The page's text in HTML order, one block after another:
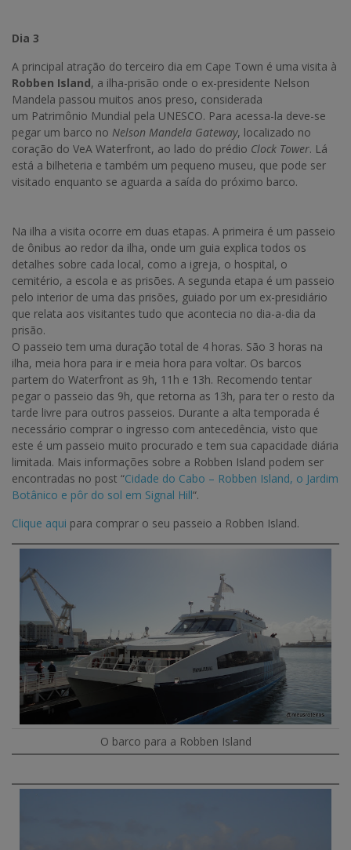
Dia 3
A principal atração do terceiro dia em Cape Town é uma visita à
Robben Island, a ilha-prisão onde o ex-presidente Nelson
Mandela passou muitos anos preso, considerada
um Patrimônio Mundial pela UNESCO. Para acessa-la deve-se
pegar um barco no Nelson Mandela Gateway, localizado no
coração do VeA Waterfront, ao lado do prédio Clock Tower. Lá
está a bilheteria e também um pequeno museu, que pode ser
visitado enquanto se aguarda a saída do próximo barco.
Na ilha a visita ocorre em duas etapas. A primeira é um passeio
de ônibus ao redor da ilha, onde um guia explica todos os
detalhes sobre cada local, como a igreja, o hospital, o
cemitério, a escola e as prisões. A segunda etapa é um passeio
pelo interior de uma das prisões, guiado por um ex-presidiário
que relata aos visitantes tudo que acontecia no dia-a-dia da
prisão.
O passeio tem uma duração total de 4 horas. São 3 horas na
ilha, meia hora para ir e meia hora para voltar. Os barcos
partem do Waterfront as 9h, 11h e 13h. Recomendo tentar
pegar o passeio das 9h, que retorna as 13h, para ter o resto da
tarde livre para outros passeios. Durante a alta temporada é
necessário comprar o ingresso com antecedência, visto que
este é um passeio muito procurado e tem sua capacidade diária
limitada. Mais informações sobre a Robben Island podem ser
encontradas no post “Cidade do Cabo – Robben Island, o Jardim
Botânico e pôr do sol em Signal Hill“.
Clique aqui para comprar o seu passeio a Robben Island.
O barco para a Robben Island